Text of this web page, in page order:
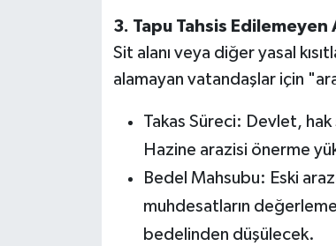
3. Tapu Tahsis Edilemeyen
Sit alanı veya diğer yasal
alamayan vatandaşlar için
Takas Süreci: Devlet, hak
Hazine arazisi önerme
Bedel Mahsubu: Eski
muhdesatların
bedelinden düşülecek.